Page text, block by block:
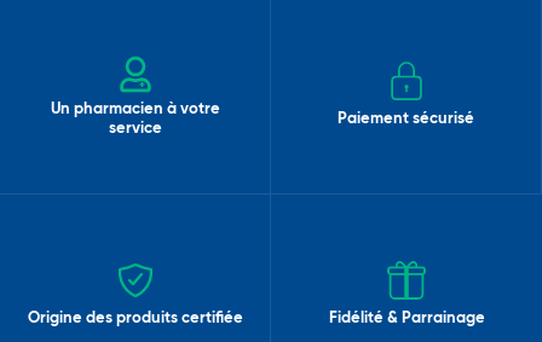
Un pharmacien à votre
service
Paiement sécurisé
Origine des produits certifiée Fidélité & Parrainage